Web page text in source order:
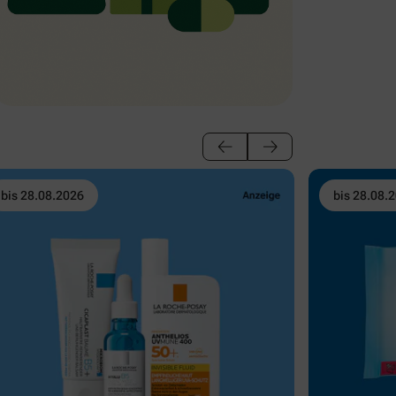
bis 28.08.2026 bis